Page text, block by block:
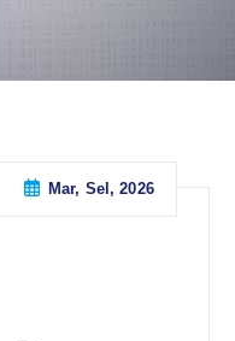
Mar, Sel, 2026